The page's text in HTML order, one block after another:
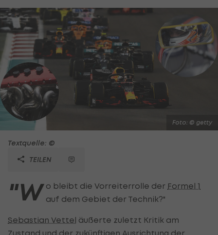
Foto: © getty
Textquelle: ©
TEILEN
"W o bleibt die Vorreiterrolle der Formel 1
auf dem Gebiet der Technik?"
Sebastian Vettel äußerte zuletzt Kritik am
Zustand und der zukünftigen Ausrichtung der